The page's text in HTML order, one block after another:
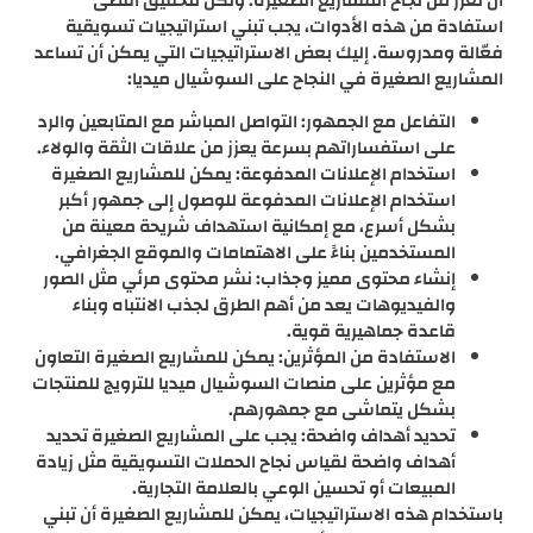
استفادة من هذه الأدوات، يجب تبني استراتيجيات تسويقية
فعّالة ومدروسة. إليك بعض الاستراتيجيات التي يمكن أن تساعد
المشاريع الصغيرة في النجاح على السوشيال ميديا:
التفاعل مع الجمهور: التواصل المباشر مع المتابعين والرد
على استفساراتهم بسرعة يعزز من علاقات الثقة والولاء.
استخدام الإعلانات المدفوعة: يمكن للمشاريع الصغيرة
استخدام الإعلانات المدفوعة للوصول إلى جمهور أكبر
بشكل أسرع، مع إمكانية استهداف شريحة معينة من
المستخدمين بناءً على الاهتمامات والموقع الجغرافي.
إنشاء محتوى مميز وجذاب: نشر محتوى مرئي مثل الصور
والفيديوهات يعد من أهم الطرق لجذب الانتباه وبناء
قاعدة جماهيرية قوية.
الاستفادة من المؤثرين: يمكن للمشاريع الصغيرة التعاون
مع مؤثرين على منصات السوشيال ميديا للترويج للمنتجات
بشكل يتماشى مع جمهورهم.
تحديد أهداف واضحة: يجب على المشاريع الصغيرة تحديد
أهداف واضحة لقياس نجاح الحملات التسويقية مثل زيادة
المبيعات أو تحسين الوعي بالعلامة التجارية.
باستخدام هذه الاستراتيجيات، يمكن للمشاريع الصغيرة أن تبني